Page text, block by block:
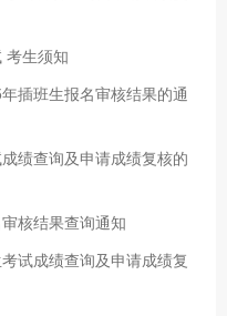
考生须知
插班生报名审核结果的通
绩查询及申请成绩复核的
核结果查询通知
试成绩查询及申请成绩复